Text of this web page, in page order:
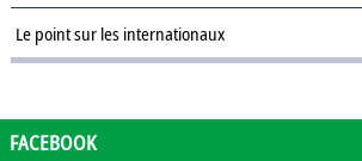
Le point sur les internationaux
Présentation des clubs de D3 : ASPC Tenkodogo
FACEBOOK